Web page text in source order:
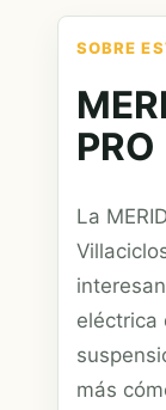
SOBRE
PRO
La
eléctrica
más